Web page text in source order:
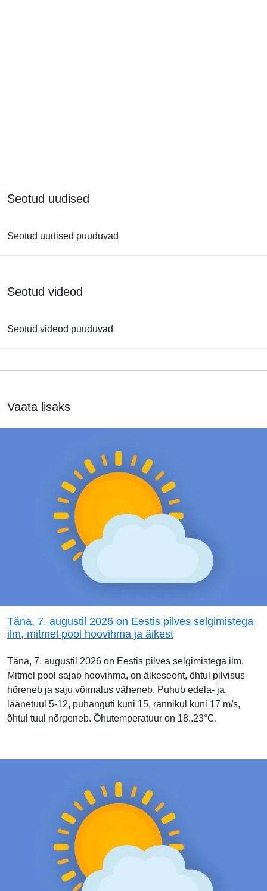
Seotud uudised
Seotud uudised puuduvad
Seotud videod
Seotud videod puuduvad
Vaata lisaks
Täna, 7. augustil 2026 on Eestis pilves selgimistega
ilm, mitmel pool hoovihma ja äikest
Täna, 7. augustil 2026 on Eestis pilves selgimistega ilm.
Mitmel pool sajab hoovihma, on äikeseoht, õhtul pilvisus
hõreneb ja saju võimalus väheneb. Puhub edela- ja
läänetuul 5-12, puhanguti kuni 15, rannikul kuni 17 m/s,
õhtul tuul nõrgeneb. Õhutemperatuur on 18..23°C.